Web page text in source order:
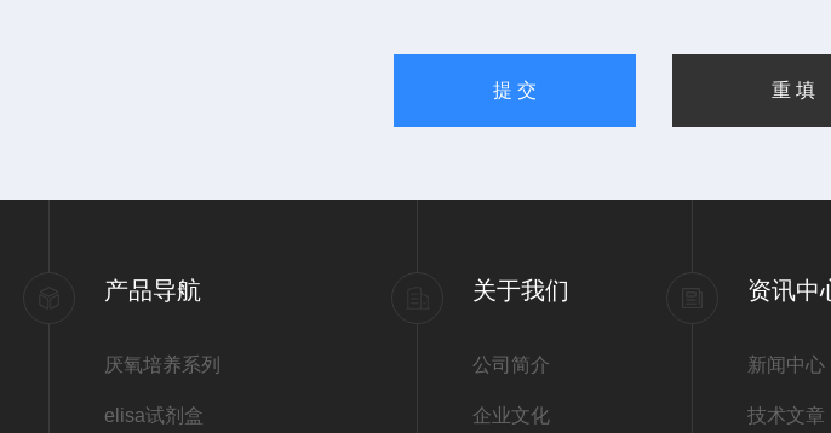
产品导航
厌氧培养系列
elisa试剂盒
关于我们
公司简介
企业文化
资讯中
新闻中心
技术文章